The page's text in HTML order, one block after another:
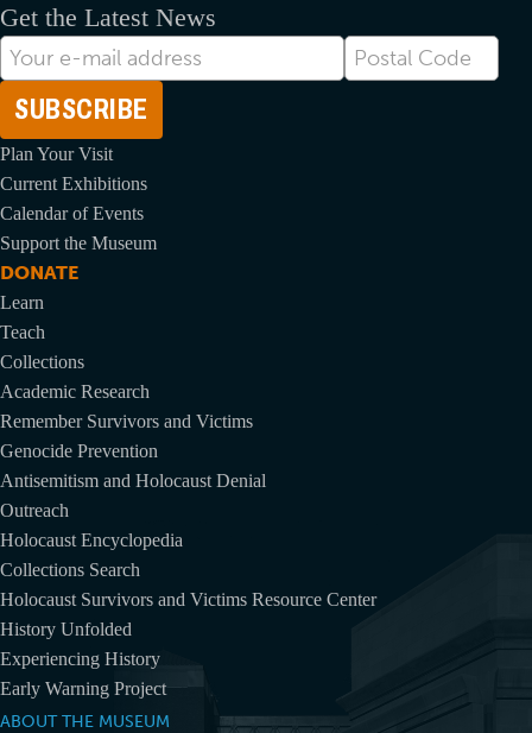
Get the Latest News
Correo
electrónico
Postal
Code
Plan Your Visit
Current Exhibitions
Calendar of Events
Support the Museum
DONATE
Learn
Teach
Collections
Academic Research
Remember Survivors and Victims
Genocide Prevention
Antisemitism and Holocaust Denial
Outreach
Holocaust Encyclopedia
Collections Search
Holocaust Survivors and Victims Resource Center
History Unfolded
Experiencing History
Early Warning Project
ABOUT THE MUSEUM